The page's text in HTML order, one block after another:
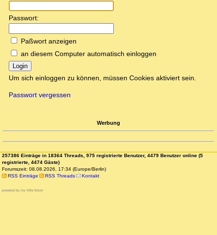
Passwort:
Paßwort anzeigen
an diesem Computer automatisch einloggen
Login
Um sich einloggen zu können, müssen Cookies aktiviert sein.
Passwort vergessen
Werbung
257386 Einträge in 18364 Threads, 975 registrierte Benutzer, 4479 Benutzer online (5
registrierte, 4474 Gäste)
Forumszeit: 08.08.2026, 17:34 (Europe/Berlin)
RSS Einträge
RSS Threads Kontakt
powered by my little forum